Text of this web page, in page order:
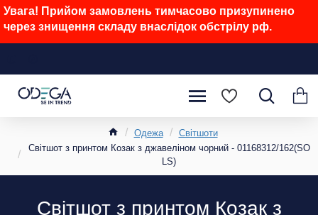
Увага! Прийом замовлень тимчасово призупинено
через знищення складу внаслідок обстрілу рф.
Одежа
Світшоти
Світшот з принтом Козак з джавеліном чорний - 01168312/162(SO
LS)
Світшот з принтом Козак з